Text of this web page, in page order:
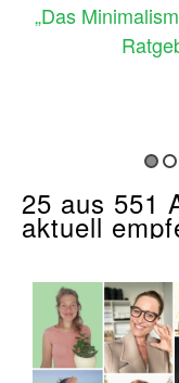
„Das
25 aus 551
aktuell